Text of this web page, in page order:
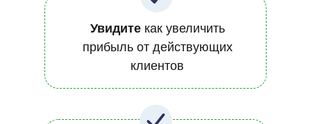
Увидитекак увеличить
прибыль от действующих
клиентов